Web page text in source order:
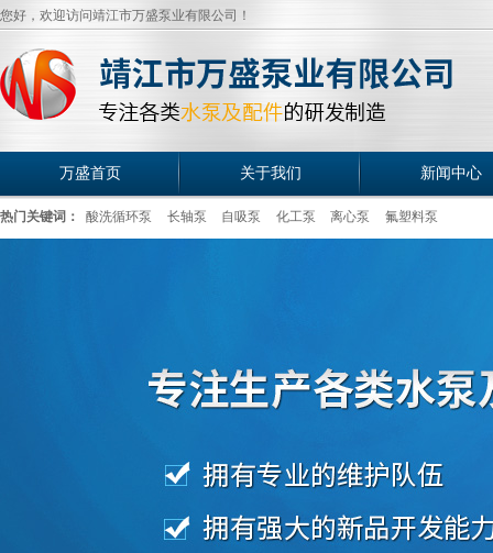
您好，欢迎访问靖江市万盛泵业有限公司！
万盛首页 关于我们 新闻中心
热门关键词： 酸洗循环泵 长轴泵 自吸泵 化工泵 离心泵 氟塑料泵